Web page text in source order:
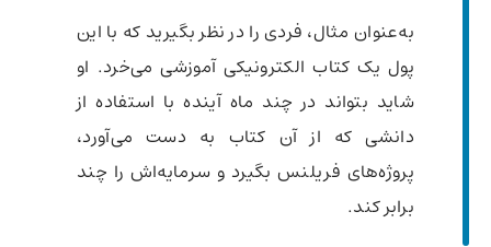
به‌عنوان مثال، فردی را در نظر بگیرید که با این
پول یک کتاب الکترونیکی آموزشی می‌خرد. او
شاید بتواند در چند ماه آینده با استفاده از
دانشی که از آن کتاب به دست می‌آورد،
پروژه‌های فریلنس بگیرد و سرمایه‌اش را چند
برابر کند.